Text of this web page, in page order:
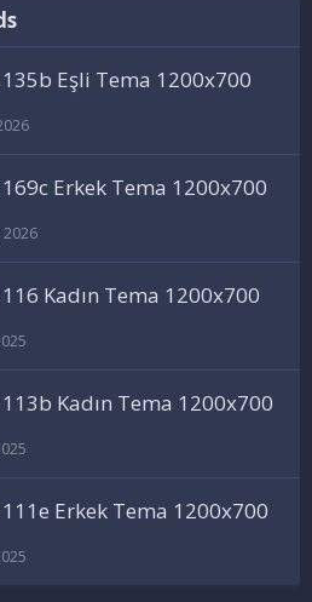
135b Eşli Tema 1200x700
169c Erkek Tema 1200x700
2026
116 Kadın Tema 1200x700
113b Kadın Tema 1200x700
111e Erkek Tema 1200x700